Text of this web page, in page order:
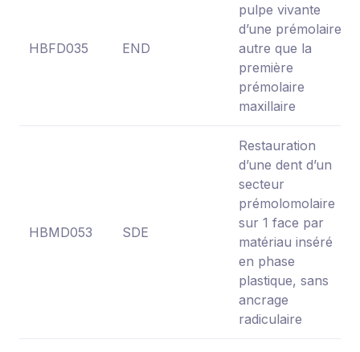
HBFD035 END
pulpe vivante
d’une prémolaire
autre que la
première
prémolaire
maxillaire
HBMD053 SDE
Restauration
d’une dent d’un
secteur
prémolomolaire
sur 1 face par
matériau inséré
en phase
plastique, sans
ancrage
radiculaire